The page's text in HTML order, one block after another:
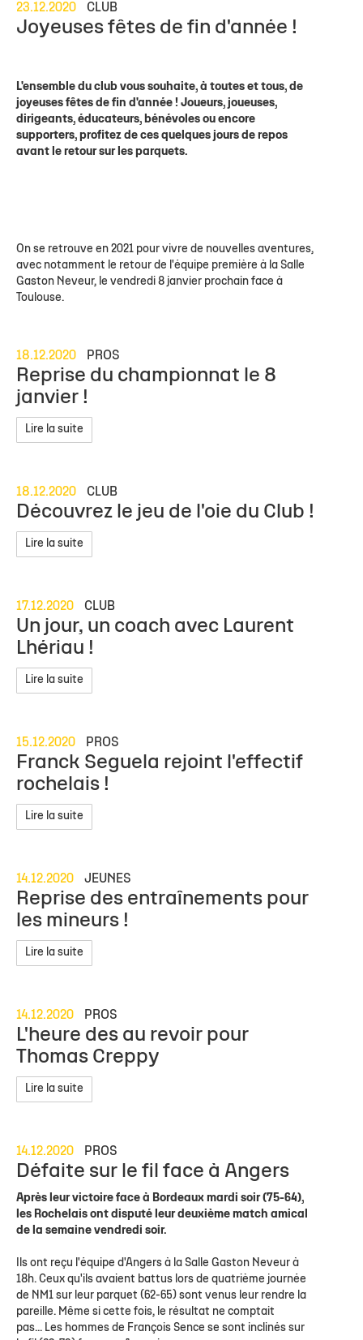
23.12.2020 CLUB
Joyeuses fêtes de fin d'année !
L'ensemble du club vous souhaite, à toutes et tous, de
joyeuses fêtes de fin d'année ! Joueurs, joueuses,
dirigeants, éducateurs, bénévoles ou encore
supporters, profitez de ces quelques jours de repos
avant le retour sur les parquets.
On se retrouve en 2021 pour vivre de nouvelles aventures,
avec notamment le retour de l'équipe première à la Salle
Gaston Neveur, le vendredi 8 janvier prochain face à
Toulouse.
18.12.2020 PROS
Reprise du championnat le 8
janvier !
Lire la suite
18.12.2020 CLUB
Découvrez le jeu de l'oie du Club !
Lire la suite
17.12.2020 CLUB
Un jour, un coach avec Laurent
Lhériau !
Lire la suite
15.12.2020 PROS
Franck Seguela rejoint l'effectif
rochelais !
Lire la suite
14.12.2020 JEUNES
Reprise des entraînements pour
les mineurs !
Lire la suite
14.12.2020 PROS
L'heure des au revoir pour
Thomas Creppy
Lire la suite
14.12.2020 PROS
Défaite sur le fil face à Angers
Après leur victoire face à Bordeaux mardi soir (75-64),
les Rochelais ont disputé leur deuxième match amical
de la semaine vendredi soir.
Ils ont reçu l'équipe d'Angers à la Salle Gaston Neveur à
18h. Ceux qu'ils avaient battus lors de quatrième journée
de NM1 sur leur parquet (62-65) sont venus leur rendre la
pareille. Même si cette fois, le résultat ne comptait
pas... Les hommes de François Sence se sont inclinés sur